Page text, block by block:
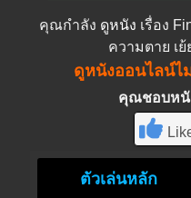
คุณกำลัง ดูหนัง เรื่อง
ความตาย เ
ดูหนังออนไลน์ไ
คุณชอบหนั
ตัวเล่นหลัก